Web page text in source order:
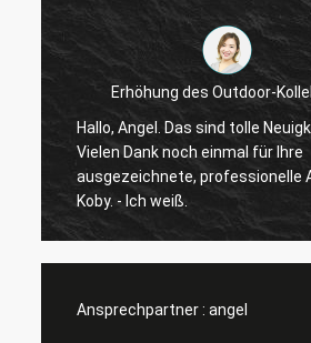
Erhöhung des Outdoor-Kollektivs
Dank noch einmal für Ihre
professionelle Arbeit.
- Ich weiß.
Ansprechpartner : angel